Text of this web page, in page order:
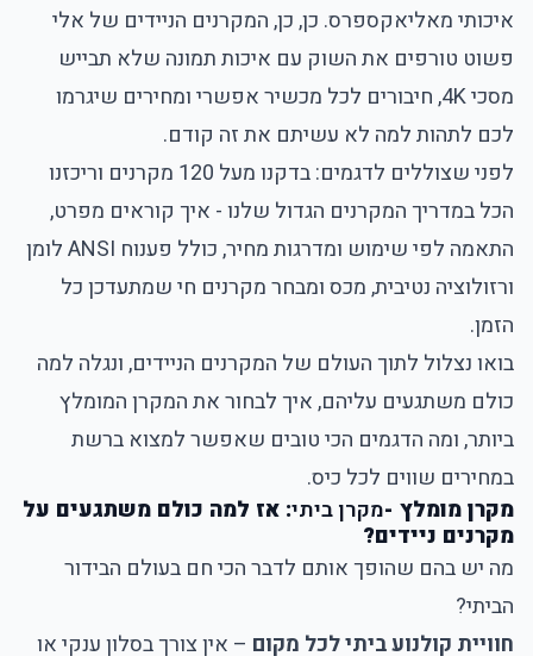
איכותי מאליאקספרס. כן, כן, המקרנים הניידים של אלי
פשוט טורפים את השוק עם איכות תמונה שלא תבייש
מסכי 4K, חיבורים לכל מכשיר אפשרי ומחירים שיגרמו
לכם לתהות למה לא עשיתם את זה קודם.
לפני שצוללים לדגמים: בדקנו מעל 120 מקרנים וריכזנו
הכל במדריך המקרנים הגדול שלנו - איך קוראים מפרט,
התאמה לפי שימוש ומדרגות מחיר
, כולל פענוח ANSI לומן
ורזולוציה נטיבית, מכס ומבחר מקרנים חי שמתעדכן כל
הזמן.
בואו נצלול לתוך העולם של המקרנים הניידים, ונגלה למה
כולם משתגעים עליהם, איך לבחור את המקרן המומלץ
ביותר, ומה הדגמים הכי טובים שאפשר למצוא ברשת
במחירים שווים לכל כיס.
מקרן מומלץ -מקרן ביתי: אז למה כולם משתגעים על
מקרנים ניידים?
מה יש בהם שהופך אותם לדבר הכי חם בעולם הבידור
הביתי?
חוויית קולנוע ביתי לכל מקום – אין צורך בסלון ענקי או